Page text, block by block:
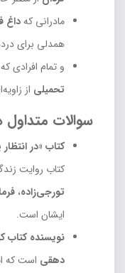
مادرانی کهداغ
همدلی برای
و تمام افرادی
تحمیلی از
سوالات متداول
کتاب «در
کتاب روایت
تورجی‌زاده،
ایشان است.
نویسنده
دهقی است که